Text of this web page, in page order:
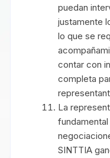
puedan
justamente
lo que se
contar con
completa
La
SINTTIA